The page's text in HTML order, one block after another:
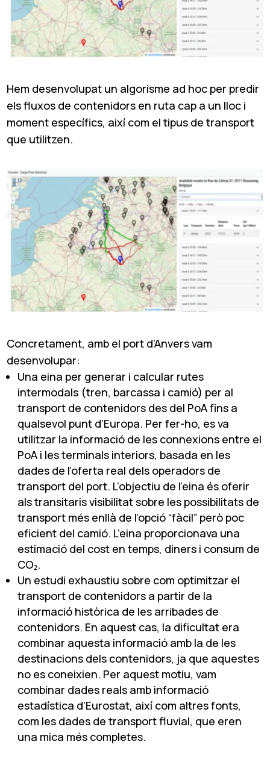
Hem desenvolupat un algorisme ad hoc per predir
els fluxos de contenidors en ruta cap a un lloc i
moment específics, així com el tipus de transport
que utilitzen.
Concretament, amb el port d’Anvers vam
desenvolupar:
Una eina per generar i calcular rutes
intermodals (tren, barcassa i camió) per al
transport de contenidors des del PoA fins a
qualsevol punt d’Europa. Per fer-ho, es va
utilitzar la informació de les connexions entre el
PoA i les terminals interiors, basada en les
dades de l’oferta real dels operadors de
transport del port. L’objectiu de l’eina és oferir
als transitaris visibilitat sobre les possibilitats de
transport més enllà de l’opció “fàcil” però poc
eficient del camió. L’eina proporcionava una
estimació del cost en temps, diners i consum de
CO₂.
Un estudi exhaustiu sobre com optimitzar el
transport de contenidors a partir de la
informació històrica de les arribades de
contenidors. En aquest cas, la dificultat era
combinar aquesta informació amb la de les
destinacions dels contenidors, ja que aquestes
no es coneixien. Per aquest motiu, vam
combinar dades reals amb informació
estadística d’Eurostat, així com altres fonts,
com les dades de transport fluvial, que eren
una mica més completes.